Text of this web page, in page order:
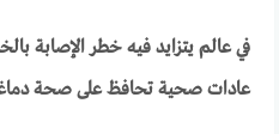
في عالم يتزايد فيه خطر الإصابة
عادات صحية تحافظ على صحة